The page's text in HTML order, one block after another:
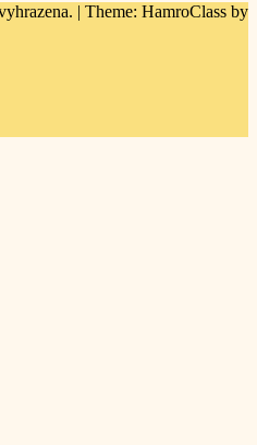
| Theme: HamroClass by